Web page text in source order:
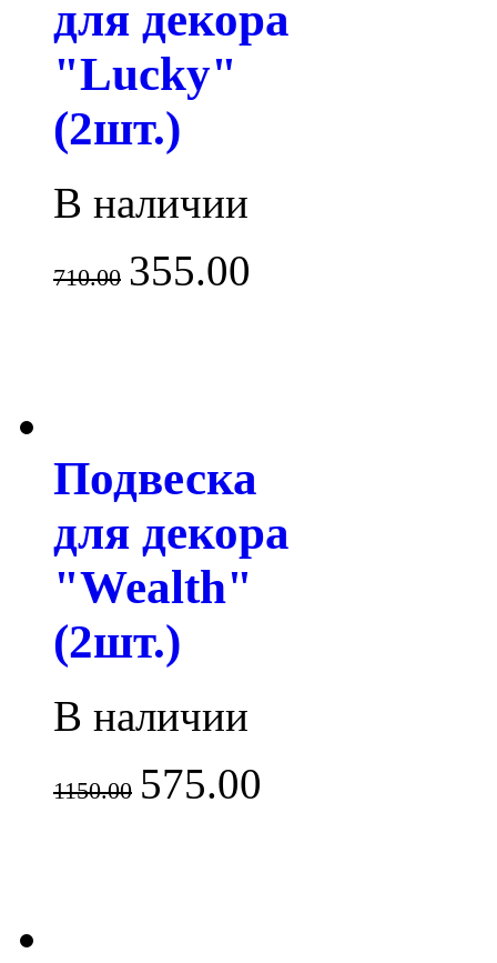
для декора
"Lucky"
(2шт.)
В наличии
710.00 355.00
Подвеска
для декора
"Wealth"
(2шт.)
В наличии
1150.00 575.00